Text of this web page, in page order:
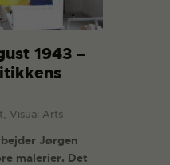
1943 –
Visual Arts
Jørgen
malerier. Det